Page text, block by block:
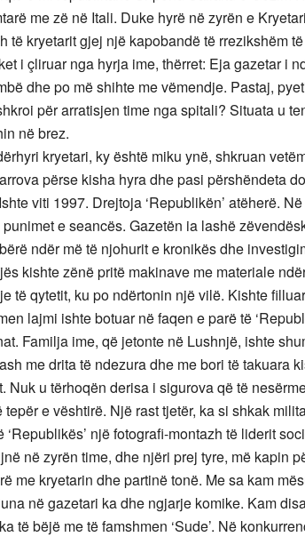
me zë në Itali. Duke hyrë në zyrën e
të kryetarit gjej një kapobandë të rrezikshëm
i çliruar nga hyrja ime, thërret: Eja gazetar i
dhe po më shihte me vëmendje. Pastaj,
për arratisjen time nga spitali? Situata u
në brez.
kryetari, ky është miku ynë, shkruan
përse kisha hyra dhe pasi përshëndeta
viti 1997. Drejtoja ‘Republikën’ atëherë.
e seancës. Gazetën ia lashë
ndër më të njohurit e kronikës dhe
kishte zënë pritë makinave me materiale
të qytetit, ku po ndërtonin një vilë. Kishte
lajmi ishte botuar në faqen e parë të
Familja ime, që jetonte në Lushnjë, ishte
me drita të ndezura dhe me bori të takuara
Nuk u tërhoqën derisa i sigurova që të
tepër e vështirë. Një rast tjetër, ka si shkak
‘Republikës’ një fotografi-montazh të liderit
në zyrën time, dhe njëri prej tyre, më kapin
me kryetarin dhe partinë tonë. Me sa kam
në gazetari ka dhe ngjarje komike. Kam
të bëjë me të famshmen ‘Sude’. Në